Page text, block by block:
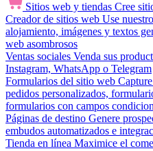
Sitios web y tiendas Cree
Creador de sitios web Use
alojamiento, imágenes y textos
web asombrosos
Ventas sociales Venda sus
Instagram, WhatsApp o Telegram
Formularios del sitio web
pedidos personalizados,
formularios con campos
Páginas de destino Genere
embudos automatizados e
Tienda en línea Maximice el